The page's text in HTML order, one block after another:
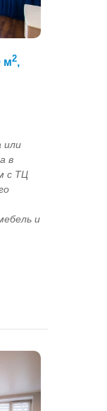
м2,
или
в
с ТЦ
и